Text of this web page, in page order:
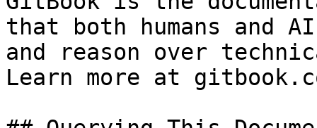
that both humans and
and reason over
Learn more at